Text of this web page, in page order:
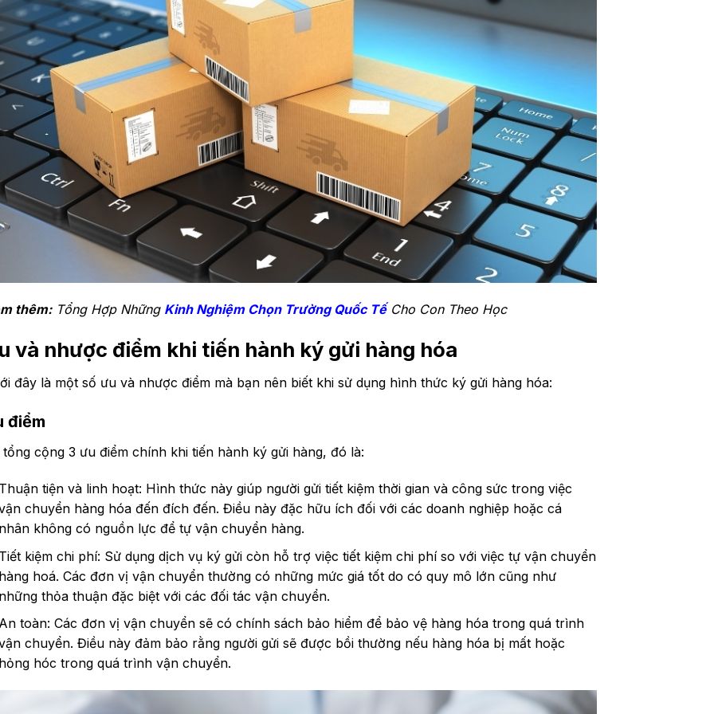
thêm:Tổng Hợp Những Kinh Nghiệm Chọn Trường Quốc TếCho Con Theo Học
và nhược điểm khi tiến hành ký gửi hàng hóa
đây là một số ưu và nhược điểm mà bạn nên biết khi sử dụng hình thức ký gửi hàng hóa:
điểm
tổng cộng 3 ưu điểm chính khi tiến hành ký gửi hàng, đó là:
tiện và linh hoạt: Hình thức này giúp người gửi tiết kiệm thời gian và công sức trong việc
chuyển hàng hóa đến đích đến. Điều này đặc hữu ích đối với các doanh nghiệp hoặc cá
không có nguồn lực để tự vận chuyển hàng.
kiệm chi phí: Sử dụng dịch vụ ký gửi còn hỗ trợ việc tiết kiệm chi phí so với việc tự vận chuyển
hoá. Các đơn vị vận chuyển thường có những mức giá tốt do có quy mô lớn cũng như
thỏa thuận đặc biệt với các đối tác vận chuyển.
toàn: Các đơn vị vận chuyển sẽ có chính sách bảo hiểm để bảo vệ hàng hóa trong quá trình
chuyển. Điều này đảm bảo rằng người gửi sẽ được bồi thường nếu hàng hóa bị mất hoặc
hóc trong quá trình vận chuyển.